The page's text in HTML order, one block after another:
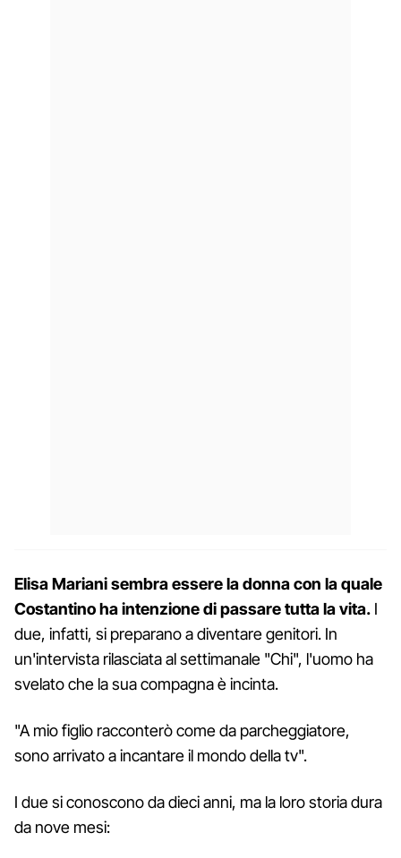
Elisa Mariani sembra essere la donna con la quale
Costantino ha intenzione di passare tutta la vita. I
due, infatti, si preparano a diventare genitori. In
un'intervista rilasciata al settimanale "Chi", l'uomo ha
svelato che la sua compagna è incinta.
"A mio figlio racconterò come da parcheggiatore,
sono arrivato a incantare il mondo della tv".
I due si conoscono da dieci anni, ma la loro storia dura
da nove mesi: